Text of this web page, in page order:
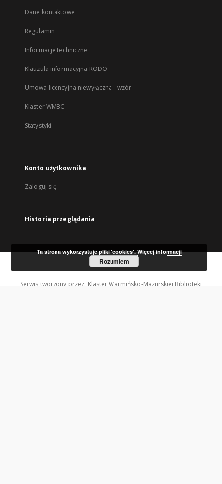
Dane kontaktowe
Regulamin
Informacje techniczne
Klauzula informacyjna RODO
Umowa licencyjna niewyłączna - wzór
Klaster WMBC
Statystyki
Konto użytkownika
Zaloguj się
Historia przeglądania
Serwis tworzony przez: Klaster Warmińsko-Mazurskiej Biblioteki
Ta strona wykorzystuje pliki 'cookies'.Więcej informacji
Rozumiem